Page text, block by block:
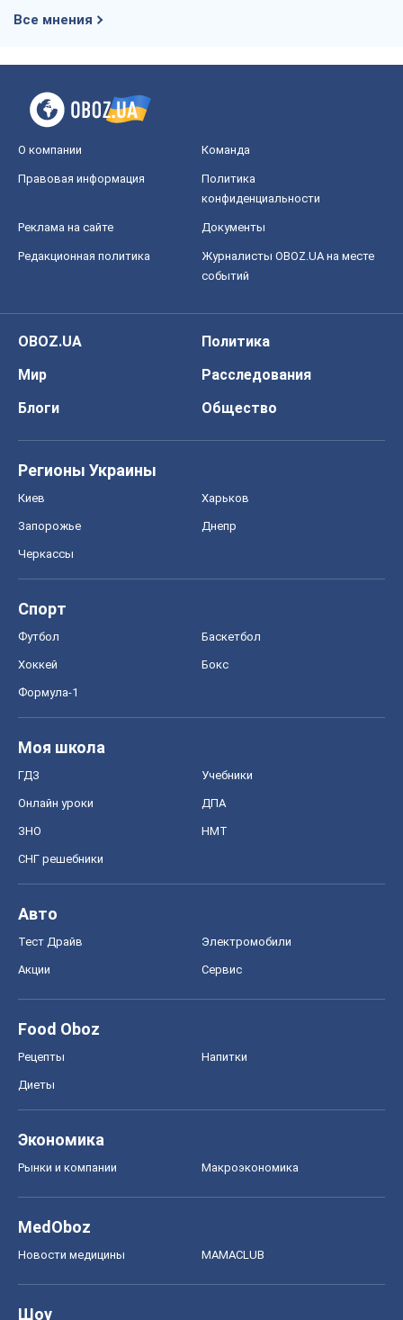
Все мнения
О компании Команда
Правовая информация
Политика
конфиденциальности
Реклама на сайте Документы
Редакционная политика
Журналисты OBOZ.UA на месте
событий
OBOZ.UA
Политика
Мир
Расследования
Блоги
Общество
Регионы Украины
Киев Харьков
Запорожье Днепр
Черкассы
Спорт
Футбол Баскетбол
Хоккей Бокс
Формула-1
Моя школа
ГДЗ Учебники
Онлайн уроки ДПА
ЗНО НМТ
СНГ решебники
Авто
Тест Драйв Электромобили
Акции Сервис
Food Oboz
Рецепты Напитки
Диеты
Экономика
Рынки и компании Mакроэкономика
MedOboz
Новости медицины MAMACLUB
Шоу